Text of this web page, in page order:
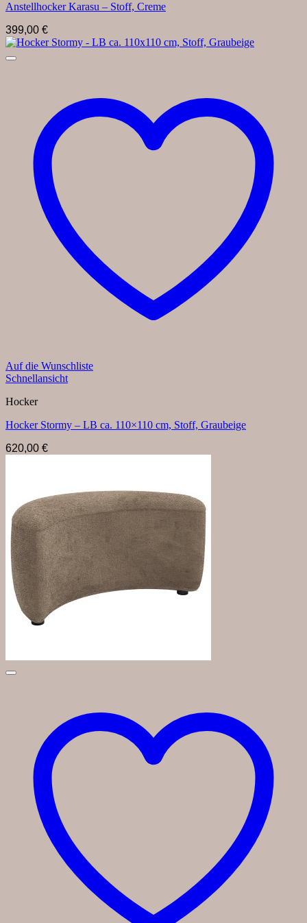
Anstellhocker Karasu – Stoff, Creme
399,00 €
Auf die Wunschliste
Schnellansicht
Hocker
Hocker Stormy – LB ca. 110×110 cm, Stoff, Graubeige
620,00 €